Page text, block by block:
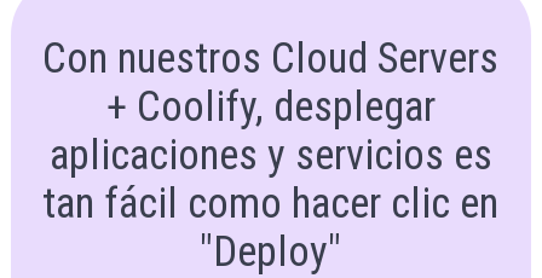
Con nuestros Cloud Servers
+ Coolify, desplegar
aplicaciones y servicios es
tan fácil como hacer clic en
"Deploy"